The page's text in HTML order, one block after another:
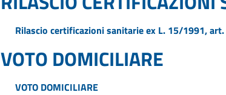
Rilascio certificazioni sanitarie ex L. 15/1991,
VOTO DOMICILIARE
VOTO DOMICILIARE